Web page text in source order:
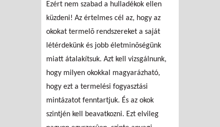
Ezért nem szabad a hulladékok ellen
küzdeni! Az értelmes cél az, hogy az
okokat termelõ rendszereket a saját
létérdekünk és jobb életminõségünk
miatt átalakítsuk. Azt kell vizsgálnunk,
hogy milyen okokkal magyarázható,
hogy ezt a termelési fogyasztási
mintázatot fenntartjuk. És az okok
szintjén kell beavatkozni. Ezt elvileg